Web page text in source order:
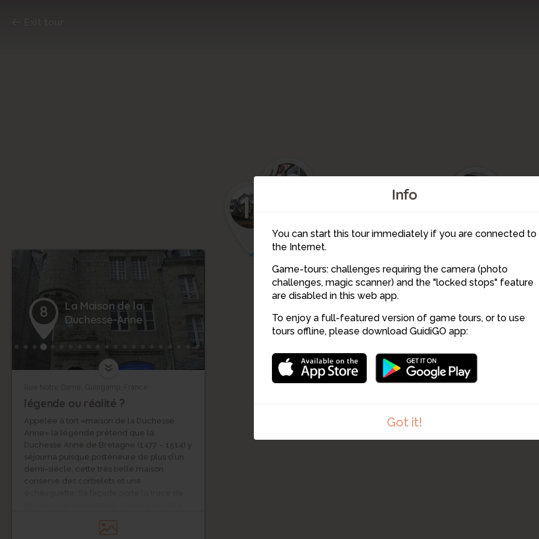
Info
You can start this tour immediately if you are connected to
the Internet.
Game-tours: challenges requiring the camera (photo
challenges, magic scanner) and the "locked stops" feature
are disabled in this web app.
To enjoy a full-featured version of game tours, or to use
tours offline, please download GuidiGO app:
Got it!
11
10
9
8
7
6
4
8
La Maison de la
Duchesse-Anne
légende ou réalité ?
Appelée à tort «maison de la Duchesse
Anne» la légende prétend que la
Duchesse Anne de Bretagne (1477 – 1514) y
séjourna puisque postérieure de plus d’un
demi-siècle, cette très belle maison
conserve des corbelets et une
armes martelées à la Révolution.